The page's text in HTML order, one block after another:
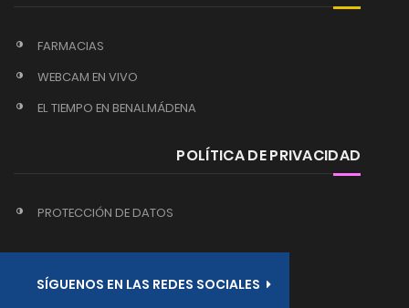
FARMACIAS
WEBCAM EN VIVO
EL TIEMPO EN BENALMÁDENA
POLÍTICA DE PRIVACIDAD
PROTECCIÓN DE DATOS
SÍGUENOS EN LAS REDES SOCIALES